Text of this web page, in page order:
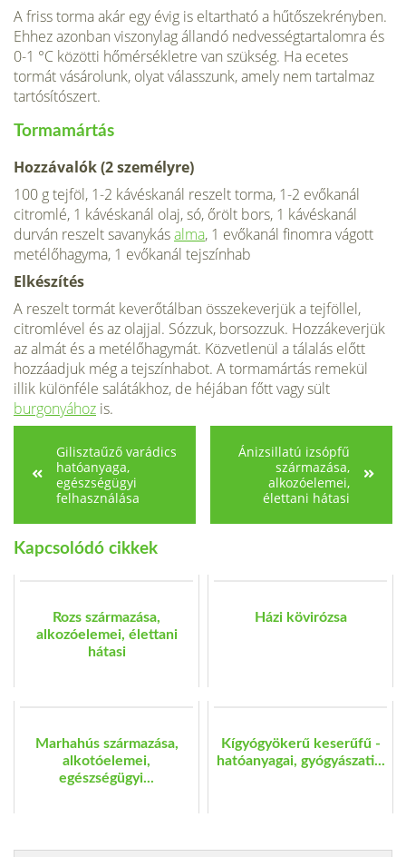
A friss torma akár egy évig is eltartható a hűtőszekrényben.
Ehhez azonban vi­szonylag állandó nedvességtartalomra és
0-1 °C közötti hőmérsékletre van szükség. Ha ecetes
tormát vásárolunk, olyat válasszunk, amely nem tartalmaz
tartósítószert.
Tormamártás
Hozzávalók (2 személyre)
100 g tejföl, 1-2 kávéskanál reszelt tor­ma, 1-2 evőkanál
citromlé, 1 kávéskanál olaj, só, őrölt bors, 1 kávéskanál
durván reszelt savanykásalma, 1 evőkanál finomra vágott
metélőhagyma, 1 evő­kanál tejszínhab
Elkészítés
A reszelt tormát keverőtálban összekever­jük a tejföllel,
citromlével és az olajjal. Sózzuk, borsozzuk. Hozzákeverjük
az al­mát és a metélőhagymát. Közvetlenül a tálalás előtt
hozzáadjuk még a tejszín­habot. A tormamártás remekül
illik külön­féle salátákhoz, de héjában főtt vagy sült
burgonyához is.
Gilisztaűző varádics
hatóanyaga,
egészségügyi
felhasználása
Ánizsillatú izsópfű
származása,
alkozóelemei,
élettani hátasi
Kapcsolódó cikkek
Rozs származása,
alkozóelemei, élettani
hátasi
Házi kövirózsa
Marhahús származása,
alkotóelemei,
egészségügyi...
Kígyógyökerű keserűfű -
hatóanyagai, gyógyászati...